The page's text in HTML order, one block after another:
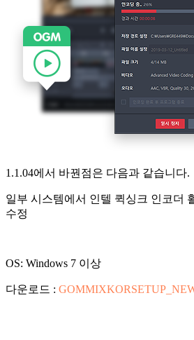
1.1.04에서 바꿘점은 다음과 같습니다.
일부 시스템에서 인텔 퀵싱크 인코더
수정
OS: Windows 7 이상
다운로드 :